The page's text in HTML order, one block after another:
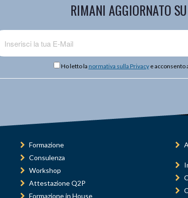
RIMANI AGGIORNATO
Ho letto la normativa sulla Privacye acconsento
Formazione
Consulenza
Workshop
Attestazione Q2P
Formazione in House